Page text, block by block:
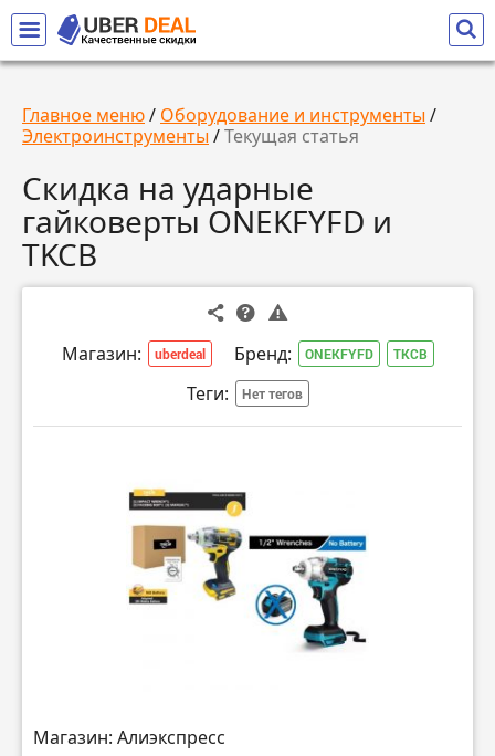
Главное меню/ Оборудование и инструменты /
Электроинструменты /Текущая статья
Скидка на ударные
гайковерты ONEKFYFD и
TKCB
Магазин: uberdeal Бренд: ONEKFYFD TKCB
Теги: Нет тегов
Магазин: Алиэкспресс